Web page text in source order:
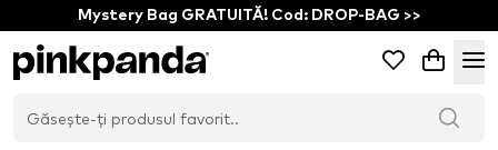
Mystery Bag GRATUITĂ! Cod: DROP-BAG >>